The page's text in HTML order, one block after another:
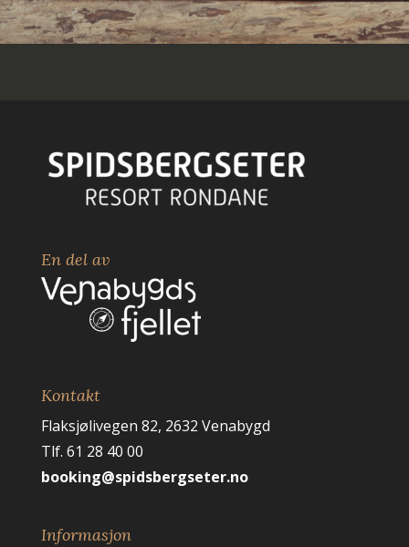
En del av
Kontakt
Flaksjølivegen 82, 2632 Venabygd
Tlf. 61 28 40 00
booking@spidsbergseter.no
Informasjon